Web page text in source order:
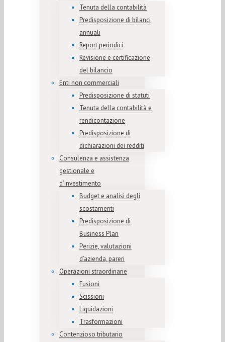
Tenuta della contabilità
Predisposizione di bilanci
annuali
Report periodici
Revisione e certificazione
del bilancio
Enti non commerciali
Predisposizione di statuti
Tenuta della contabilità e
rendicontazione
Predisposizione di
dichiarazioni dei redditi
Consulenza e assistenza
gestionale e
d’investimento
Budget e analisi degli
scostamenti
Predisposizione di
Business Plan
Perizie, valutazioni
d’azienda, pareri
Operazioni straordinarie
Fusioni
Scissioni
Liquidazioni
Trasformazioni
Contenzioso tributario